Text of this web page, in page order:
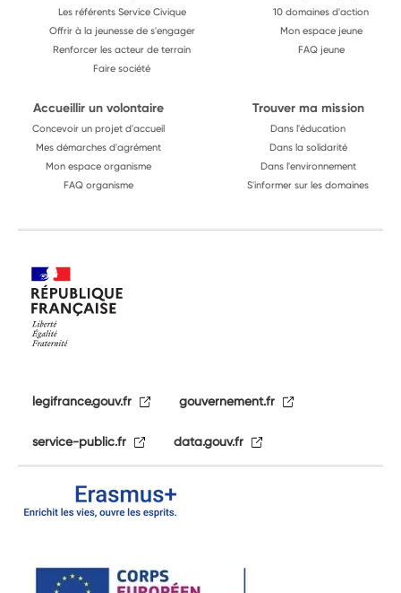
Les référents Service Civique
Offrir à la jeunesse de s'engager
Renforcer les acteur de terrain
Faire société
10 domaines d'action
Mon espace jeune
FAQ jeune
Accueillir un volontaire
Concevoir un projet d'accueil
Mes démarches d'agrément
Mon espace organisme
FAQ organisme
Trouver ma mission
Dans l'éducation
Dans la solidarité
Dans l'environnement
S'informer sur les domaines
legifrance.gouv.fr gouvernement.fr
service-public.fr data.gouv.fr